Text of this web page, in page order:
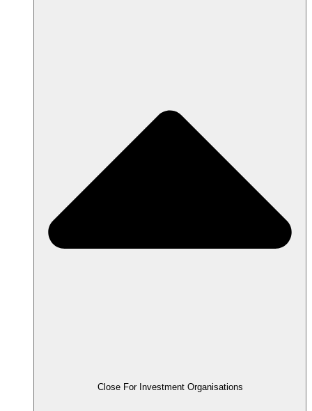
Close For Investment Organisations